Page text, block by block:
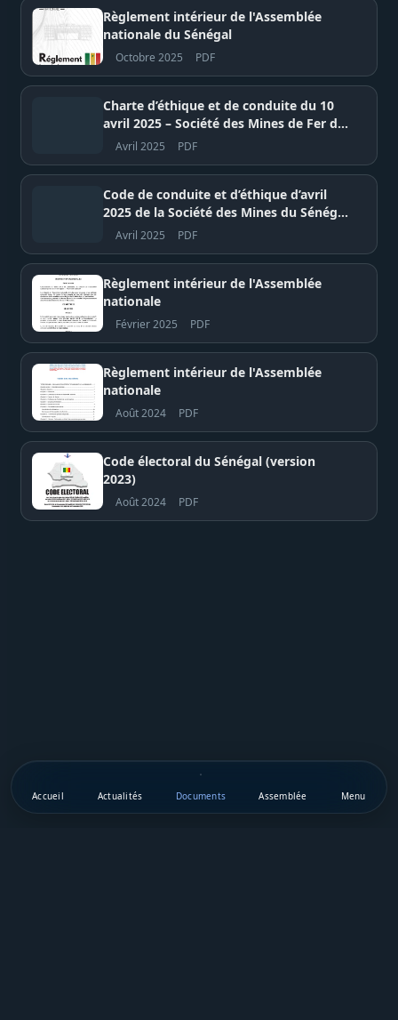
Règlement intérieur de l'Assemblée
nationale du Sénégal
Octobre 2025 PDF
Charte d’éthique et de conduite du 10
avril 2025 – Société des Mines de Fer du
Sénégal oriental (MIFERSO)
Avril 2025 PDF
Code de conduite et d’éthique d’avril
2025 de la Société des Mines du Sénégal
(SOMISEN SA)
Avril 2025 PDF
Règlement intérieur de l'Assemblée
nationale
Février 2025 PDF
Règlement intérieur de l'Assemblée
nationale
Août 2024 PDF
Code électoral du Sénégal (version
2023)
Août 2024 PDF
Accueil Actualités Documents Assemblée Menu